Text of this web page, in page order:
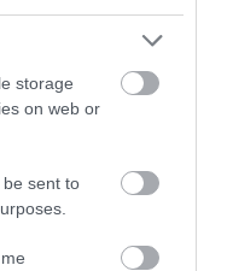
storage
on web or
sent to